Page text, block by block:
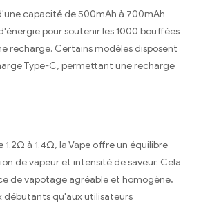
capacité de 500mAh à 700mAh
pour soutenir les 1000 bouffées
recharge. Certains modèles disposent
Type-C, permettant une recharge
1.2Ω à 1.4Ω, la Vape offre un équilibre
de vapeur et intensité de saveur. Cela
de vapotage agréable et homogène,
débutants qu'aux utilisateurs